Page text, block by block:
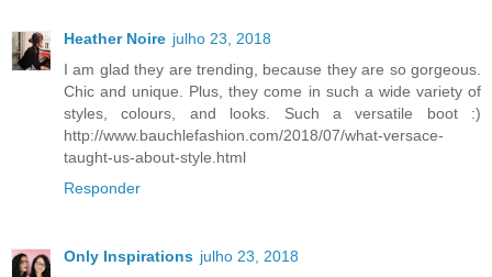
Heather Noire julho 23, 2018
I am glad they are trending, because they are so gorgeous.
Chic and unique. Plus, they come in such a wide variety of
styles, colours, and looks. Such a versatile boot :)
http://www.bauchlefashion.com/2018/07/what-versace-
taught-us-about-style.html
Responder
Only Inspirations julho 23, 2018